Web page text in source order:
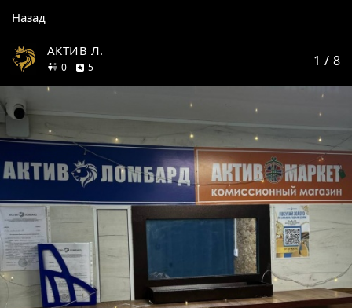
Назад
АКТИВ Л.
0друзей
5отзывов 1 / 8